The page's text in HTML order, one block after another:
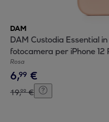
DAM
DAM Custodia Essential in silicone con protezione per
fotocamera per iPhone
velluto. 8,09x1,02x16,36
Rosa
6,99 €
19,99 €